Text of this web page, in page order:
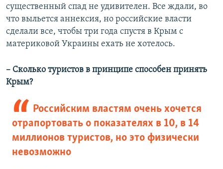
существенный спад не удивителен. Все ждали, во
что выльется аннексия, но российские власти
сделали все, чтобы три года спустя в Крым с
материковой Украины ехать не хотелось.
– Сколько туристов в принципе способен принять
Крым?
Российским властям очень хочется
отрапортовать о показателях в 10, в 14
миллионов туристов, но это физически
невозможно